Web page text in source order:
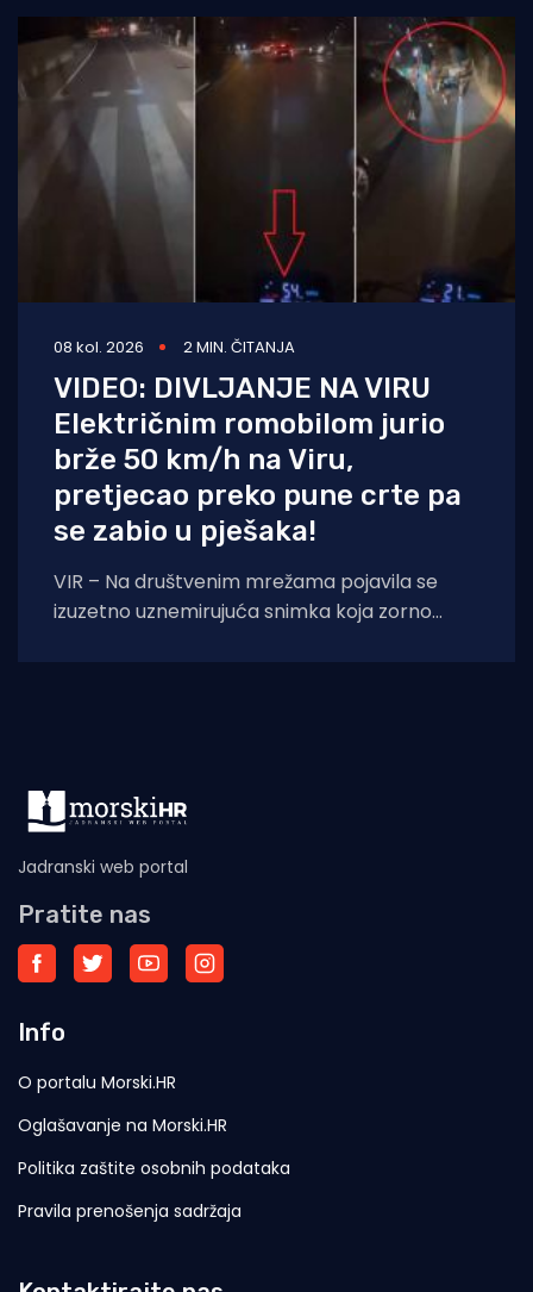
08 kol. 2026 2 MIN. ČITANJA
VIDEO: DIVLJANJE NA VIRU
Električnim romobilom jurio
brže 50 km/h na Viru,
pretjecao preko pune crte pa
se zabio u pješaka!
VIR – Na društvenim mrežama pojavila se
izuzetno uznemirujuća snimka koja zorno
Jadranski web portal
Pratite nas
Info
O portalu Morski.HR
Oglašavanje na Morski.HR
Politika zaštite osobnih podataka
Pravila prenošenja sadržaja